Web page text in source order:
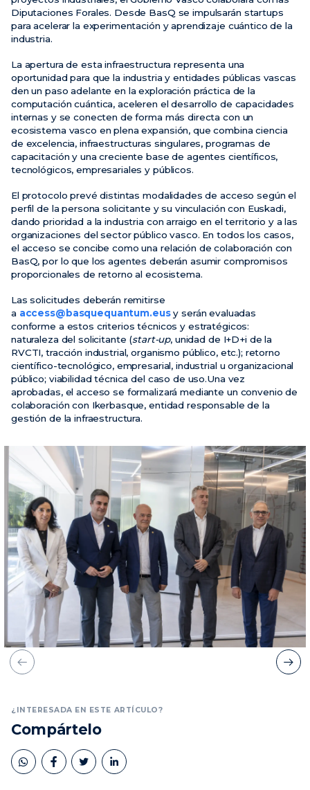
Diputaciones Forales. Desde BasQ se impulsarán startups
para acelerar la experimentación y aprendizaje cuántico de la
industria.
La apertura de esta infraestructura representa una
oportunidad para que la industria y entidades públicas vascas
den un paso adelante en la exploración práctica de la
computación cuántica, aceleren el desarrollo de capacidades
internas y se conecten de forma más directa con un
ecosistema vasco en plena expansión, que combina ciencia
de excelencia, infraestructuras singulares, programas de
capacitación y una creciente base de agentes científicos,
tecnológicos, empresariales y públicos.
El protocolo prevé distintas modalidades de acceso según el
perfil de la persona solicitante y su vinculación con Euskadi,
dando prioridad a la industria con arraigo en el territorio y a las
organizaciones del sector público vasco. En todos los casos,
el acceso se concibe como una relación de colaboración con
BasQ, por lo que los agentes deberán asumir compromisos
proporcionales de retorno al ecosistema.
Las solicitudes deberán remitirse
a access@basquequantum.eusy serán evaluadas
conforme a estos criterios técnicos y estratégicos:
naturaleza del solicitante (start-up, unidad de I+D+i de la
RVCTI, tracción industrial, organismo público, etc.); retorno
científico-tecnológico, empresarial, industrial u organizacional
público; viabilidad técnica del caso de uso.Una vez
aprobadas, el acceso se formalizará mediante un convenio de
colaboración con Ikerbasque, entidad responsable de la
gestión de la infraestructura.
¿INTERESADA EN ESTE ARTÍCULO?
Compártelo